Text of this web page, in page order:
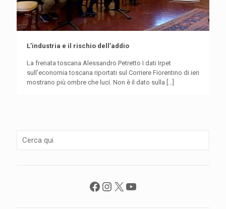
L’industria e il rischio dell’addio
La frenata toscana Alessandro Petretto I dati Irpet
sull’economia toscana riportati sul Corriere Fiorentino di ieri
mostrano più ombre che luci. Non è il dato sulla […]
Facebook
Instagram
X YouTube